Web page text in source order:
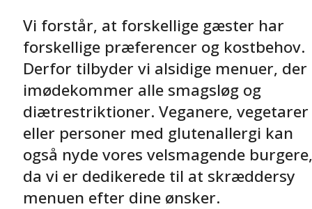
Vi forstår, at forskellige gæster har
forskellige præferencer og kostbehov.
Derfor tilbyder vi alsidige menuer, der
imødekommer alle smagsløg og
diætrestriktioner. Veganere, vegetarer
eller personer med glutenallergi kan
også nyde vores velsmagende burgere,
da vi er dedikerede til at skræddersy
menuen efter dine ønsker.